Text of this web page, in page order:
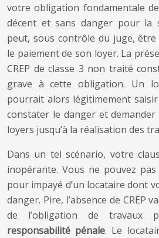
votre obligation fondamentale
décent et sans danger pour la
peut, sous contrôle du juge,
le paiement de son loyer. La
CREP de classe 3 non traité
grave à cette obligation. Un
pourrait alors légitimement
constater le danger et
loyers jusqu’à la réalisation des
Dans un tel scénario, votre
inopérante. Vous ne pouvez pas
pour impayé d’un locataire dont
danger. Pire, l’absence de CREP
de l’obligation de travaux
responsabilité pénale. Le